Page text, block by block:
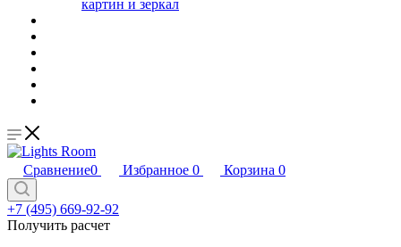
картин и зеркал
Сравнение0 Избранное 0 Корзина 0
+7 (495) 669-92-92
Получить расчет